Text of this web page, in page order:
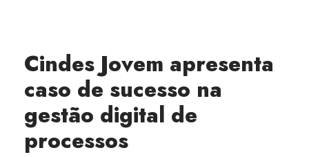
Cindes Jovem apresenta
caso de sucesso na
gestão digital de
processos